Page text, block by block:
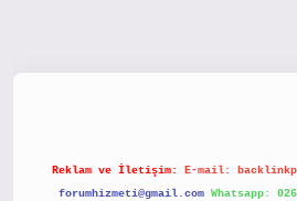
Reklam ve İletişim: E-mail:
forumhizmeti@gmail.com Whatsapp: